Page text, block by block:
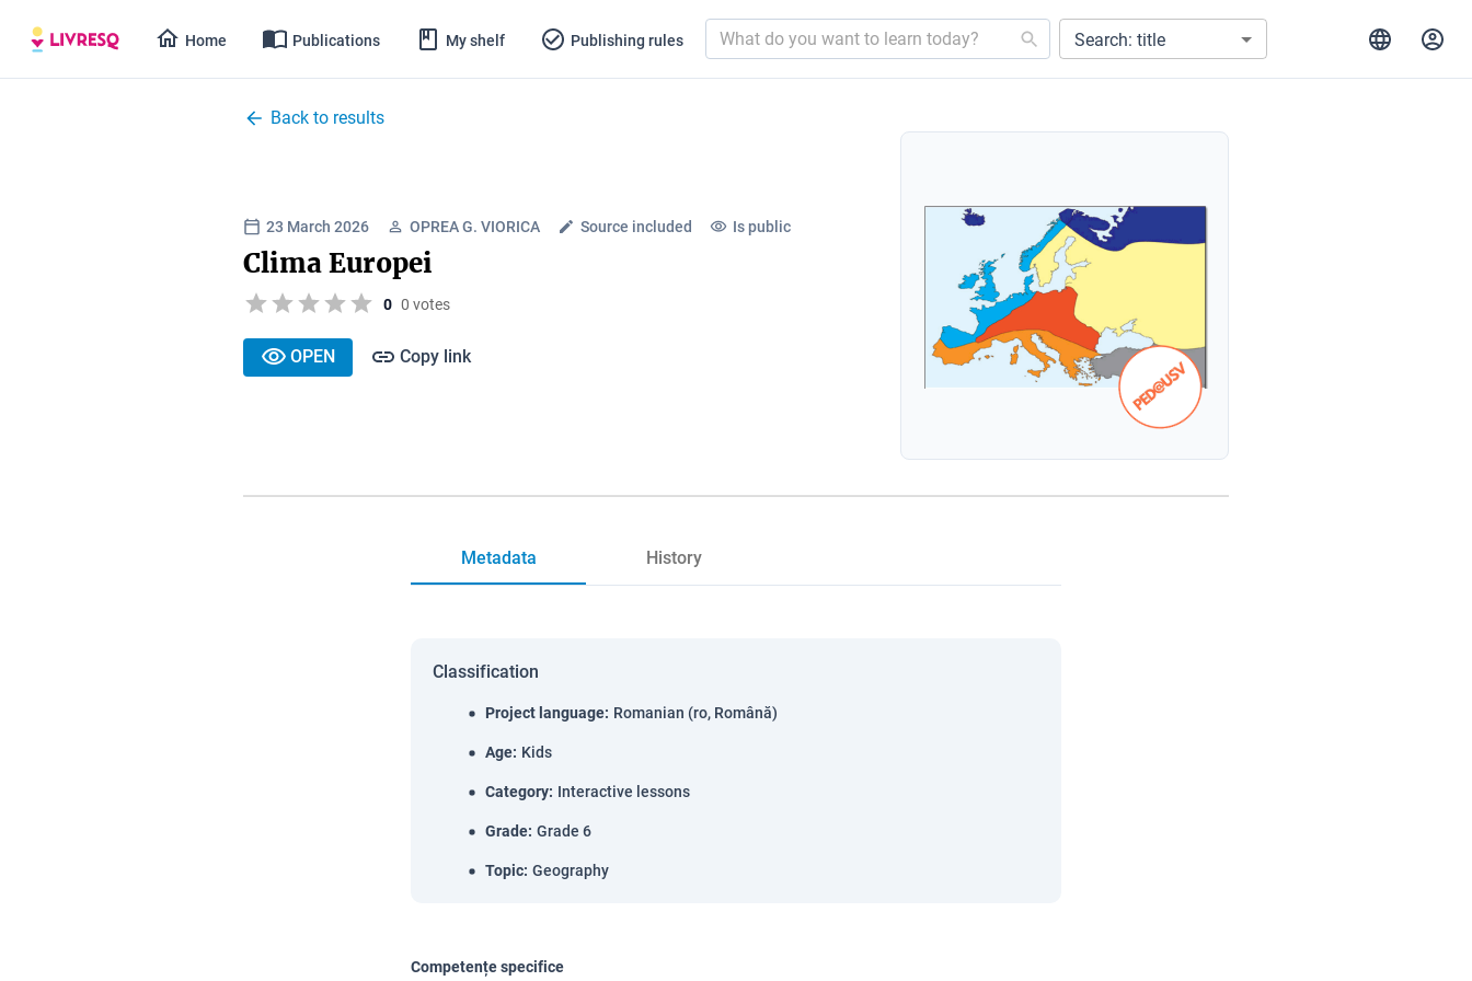
Home Publications My shelf Publishing rules Search: title
Back to results
23 March 2026 OPREA G. VIORICA Source included Is public
Clima Europei
0 0 votes
OPEN Copy link
Metadata History
Classification
Project language: Romanian (ro, Română)
Age: Kids
Category: Interactive lessons
Grade: Grade 6
Topic: Geography
Competențe specifice